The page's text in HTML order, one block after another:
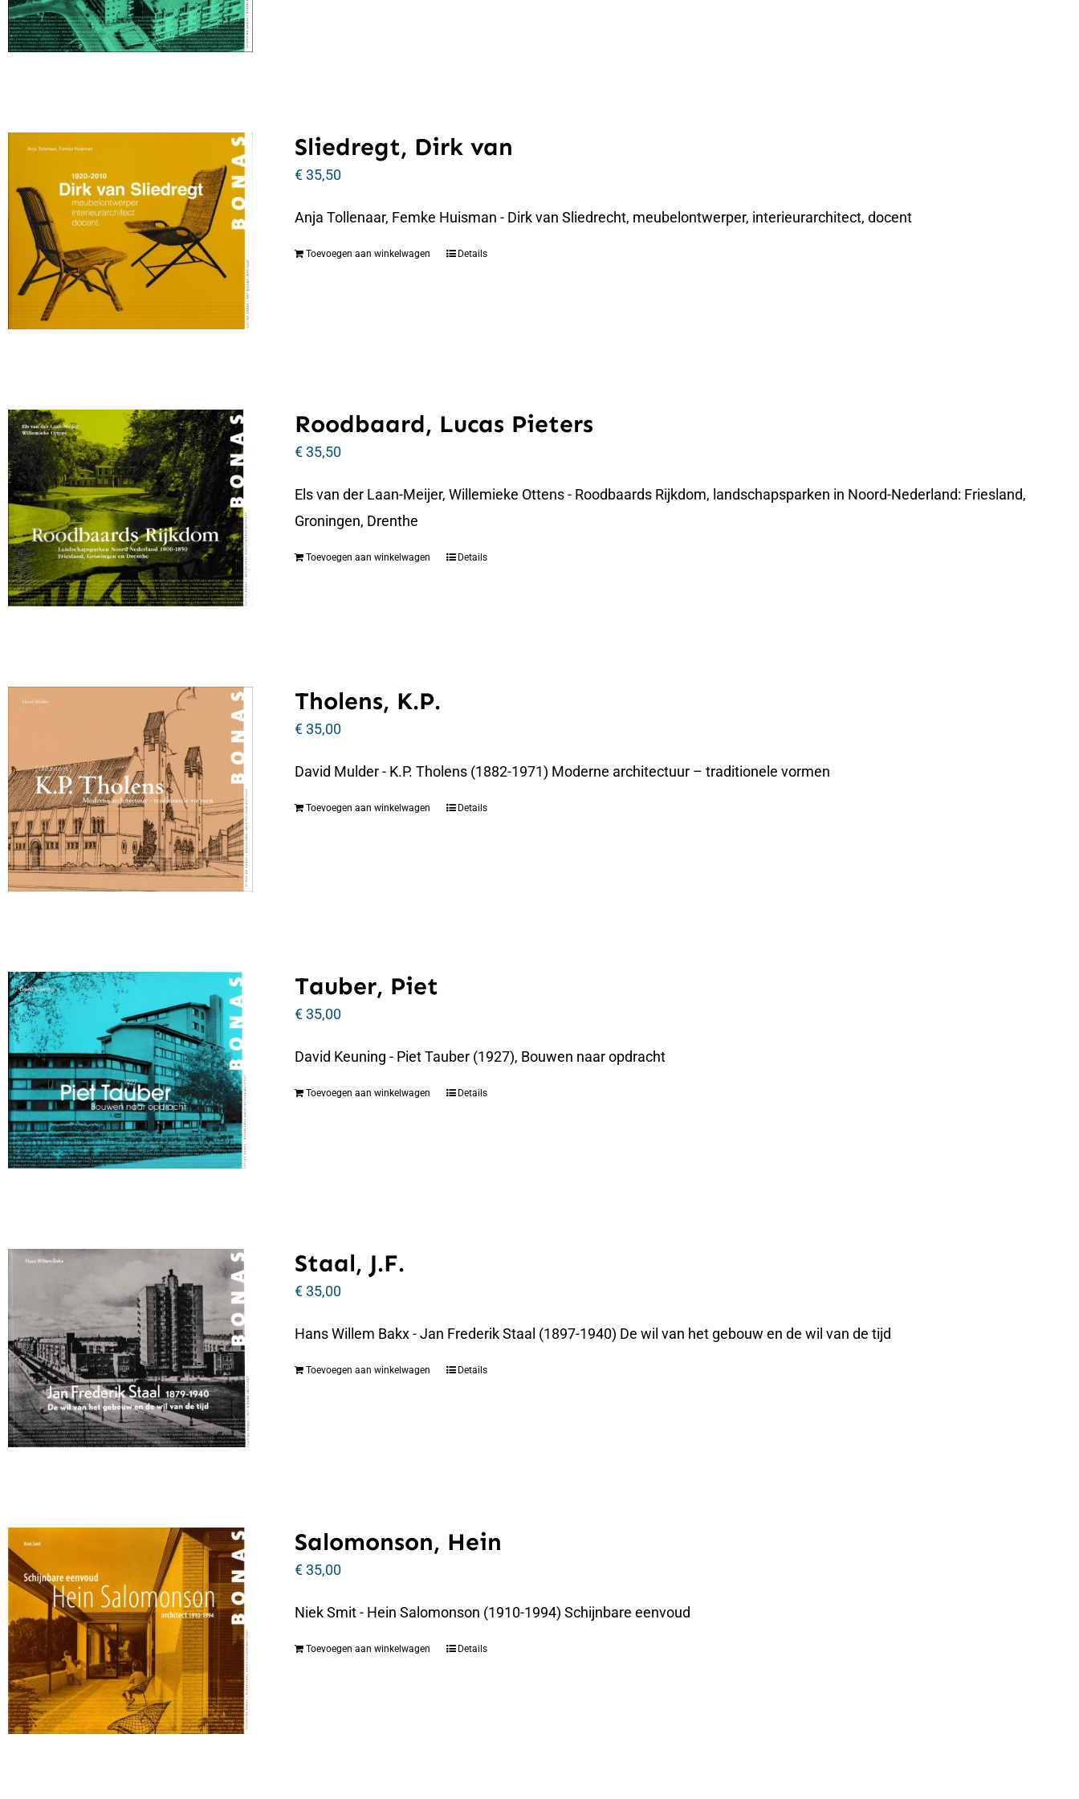
Sliedregt, Dirk van
€35,50
Anja Tollenaar, Femke Huisman - Dirk van Sliedrecht, meubelontwerper, interieurarchitect, docent
Toevoegen aan winkelwagen Details
Roodbaard, Lucas Pieters
€35,50
Els van der Laan-Meijer, Willemieke Ottens - Roodbaards Rijkdom, landschapsparken in Noord-Nederland: Friesland,
Groningen, Drenthe
Toevoegen aan winkelwagen Details
Tholens, K.P.
€35,00
David Mulder - K.P. Tholens (1882-1971) Moderne architectuur – traditionele vormen
Toevoegen aan winkelwagen Details
Tauber, Piet
€35,00
David Keuning - Piet Tauber (1927), Bouwen naar opdracht
Toevoegen aan winkelwagen Details
Staal, J.F.
€35,00
Hans Willem Bakx - Jan Frederik Staal (1897-1940) De wil van het gebouw en de wil van de tijd
Toevoegen aan winkelwagen Details
Salomonson, Hein
€35,00
Niek Smit - Hein Salomonson (1910-1994) Schijnbare eenvoud
Toevoegen aan winkelwagen Details